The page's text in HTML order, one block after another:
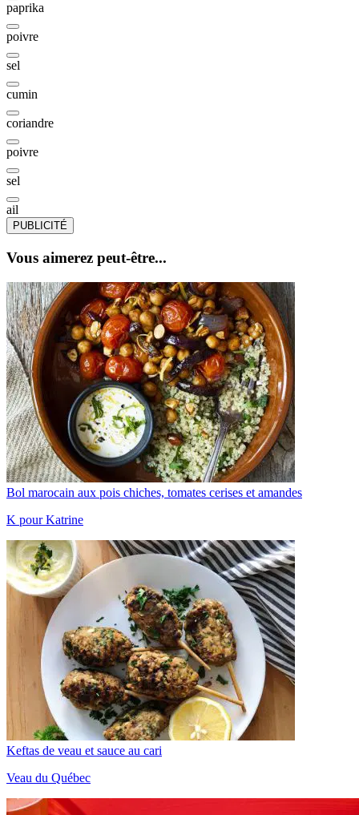
paprika
poivre
sel
cumin
coriandre
poivre
sel
ail
PUBLICITÉ
Vous aimerez peut-être...
Bol marocain aux pois chiches, tomates cerises et amandes
K pour Katrine
Keftas de veau et sauce au cari
Veau du Québec